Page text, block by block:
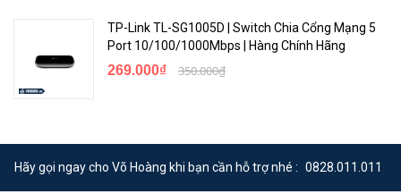
Up to 10,000ft (3.048 Km)
Acoustics Power: 0 dB (no fan)
Electrical characteristics
AC voltage 100-240V
TP-Link TL-SG1005D | Switch Chia Cổng Mạng 5
Port 10/100/1000Mbps | Hàng Chính Hãng
269.000₫ 350.000₫
Hãy gọi ngay cho Võ Hoàng khi bạn cần hỗ trợ nhé : 0828.011.011